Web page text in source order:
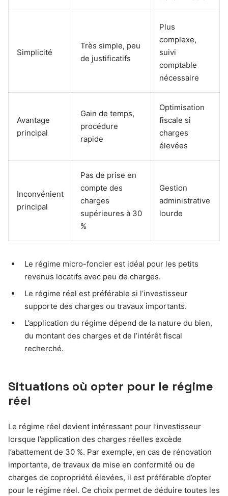
Simplicité
Très simple, peu
de justificatifs
Plus
complexe,
suivi
comptable
nécessaire
Avantage
principal
Gain de temps,
procédure
rapide
Optimisation
fiscale si
charges
élevées
Inconvénient
principal
Pas de prise en
compte des
charges
supérieures à 30
%
Gestion
administrative
lourde
Le régime micro-foncier est idéal pour les petits
revenus locatifs avec peu de charges.
Le régime réel est préférable si l’investisseur
supporte des charges ou travaux importants.
L’application du régime dépend de la nature du bien,
du montant des charges et de l’intérêt fiscal
recherché.
Situations où opter pour le régime
réel
Le régime réel devient intéressant pour l’investisseur
lorsque l’application des charges réelles excède
l’abattement de 30 %. Par exemple, en cas de rénovation
importante, de travaux de mise en conformité ou de
charges de copropriété élevées, il est préférable d’opter
pour le régime réel. Ce choix permet de déduire toutes les